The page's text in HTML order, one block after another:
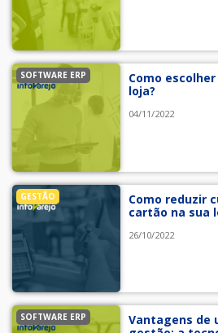
SOFTWARE ERP
Como escolher
loja?
04/11/2022
GESTÃO
Como reduzir
cartão na sua
26/10/2022
SOFTWARE ERP
Vantagens de